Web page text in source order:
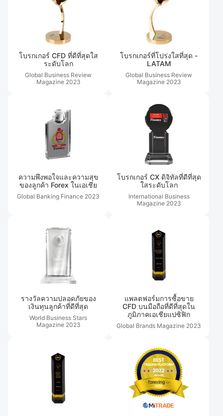
โบรกเกอร์ CFD ที่ดีที่สุดใส
ระดับโลก
Global Business Review
Magazine2023
โบรกเกอร์ที่โปร่งใสที่สุด -
LATAM
Global Business Review
Magazine2023
ความพึงพอใจและความสุข
ของลูกค้า Forex ในเอเชีย
Global Banking Finance 2023
โบรกเกอร์ CX ดิจิทัลที่ดีที่สุด
ใสระดับโลก
International Business
Magazine2023
รางวัลความปลอดภัยของ
เงินทุนลูกค้าที่ดีที่สุด
World Business Stars
Magazine2023
แพลตฟอร์มการซื้อขาย
CFD บนมือถือที่ดีที่สุดใน
ภูมิภาคเอเชียแปซิฟิก
Global Brands Magazine 2023